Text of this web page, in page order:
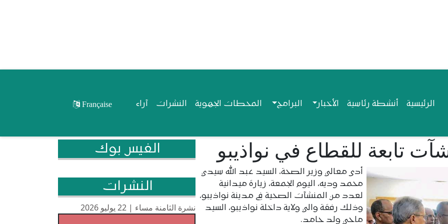
Navigationالرئيسية أنشطة رئاسية الأخبار البرامج المحطات الجهوية النشرات آراء Française
تابعة للقطاع في نواذيبو
أدى معالي وزير الصحة، السيد عبد الله سيدي
محمد وديه، اليوم الجمعة، زيارة ميدانية
لعدد من المنشآت الصحية في مدينة نواذيبو،
وذلك رفقة والي ولاية داخلة نواذيبو، السيد
ماحي ولد حامد.
الفيس بوك
النشرات
نشرة الثامنة مساء | 22 يوليو 2026